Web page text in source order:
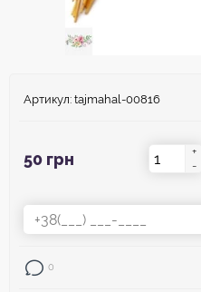
Артикул: tajmahal-00816
50 грн
+
-
0